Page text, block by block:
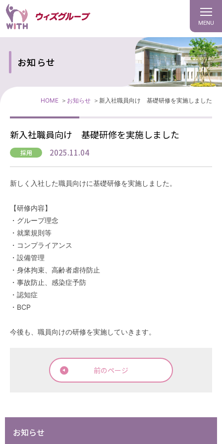
MENU
お知らせ
HOME お知らせ 新入社職員向け 基礎研修を実施しました
新入社職員向け 基礎研修を実施しました
採用 2025.11.04
新しく入社した職員向けに基礎研修を実施しました。
【研修内容】
・グループ理念
・就業規則等
・コンプライアンス
・設備管理
・身体拘束、高齢者虐待防止
・事故防止、感染症予防
・認知症
・BCP
今後も、職員向けの研修を実施していきます。
前のページ
お知らせ